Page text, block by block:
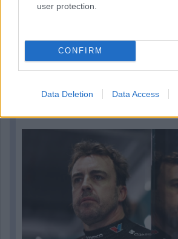
user protection.
CONFIRM
Data Deletion Data Access
Newey biztos benne, hogy Alonso